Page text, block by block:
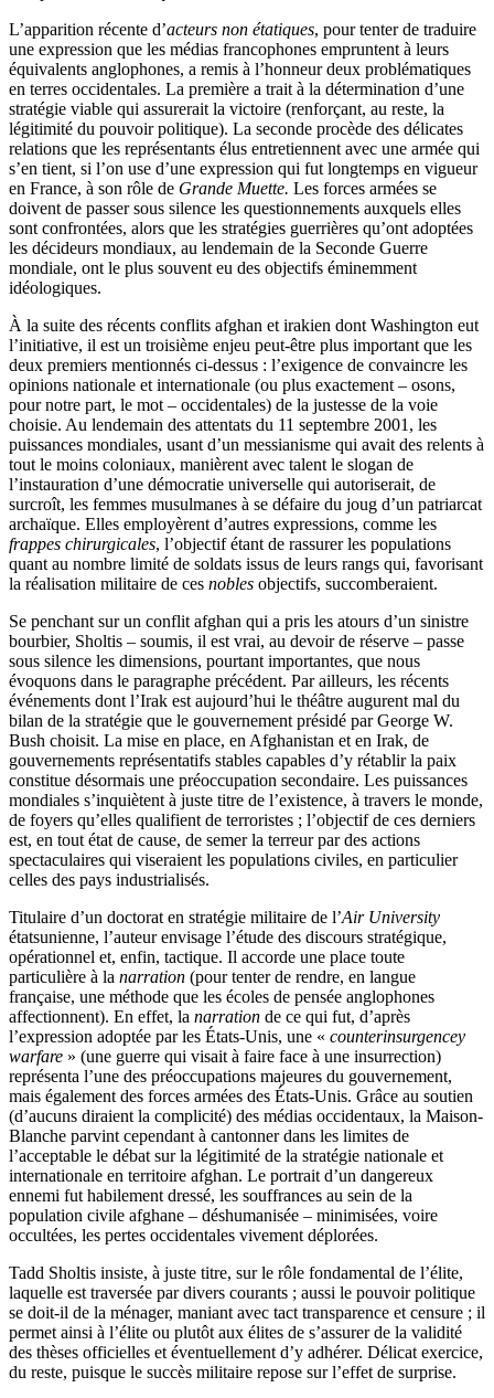
L’apparition récente d’acteurs non étatiques, pour tenter de traduire
une expression que les médias francophones empruntent à leurs
équivalents anglophones, a remis à l’honneur deux problématiques
en terres occidentales. La première a trait à la détermination d’une
stratégie viable qui assurerait la victoire (renforçant, au reste, la
légitimité du pouvoir politique). La seconde procède des délicates
relations que les représentants élus entretiennent avec une armée qui
s’en tient, si l’on use d’une expression qui fut longtemps en vigueur
en France, à son rôle de Grande Muette. Les forces armées se
doivent de passer sous silence les questionnements auxquels elles
sont confrontées, alors que les stratégies guerrières qu’ont adoptées
les décideurs mondiaux, au lendemain de la Seconde Guerre
mondiale, ont le plus souvent eu des objectifs éminemment
idéologiques.
À la suite des récents conflits afghan et irakien dont Washington eut
l’initiative, il est un troisième enjeu peut-être plus important que les
deux premiers mentionnés ci-dessus : l’exigence de convaincre les
opinions nationale et internationale (ou plus exactement – osons,
pour notre part, le mot – occidentales) de la justesse de la voie
choisie. Au lendemain des attentats du 11 septembre 2001, les
puissances mondiales, usant d’un messianisme qui avait des relents à
tout le moins coloniaux, manièrent avec talent le slogan de
l’instauration d’une démocratie universelle qui autoriserait, de
surcroît, les femmes musulmanes à se défaire du joug d’un patriarcat
archaïque. Elles employèrent d’autres expressions, comme les
frappes chirurgicales, l’objectif étant de rassurer les populations
quant au nombre limité de soldats issus de leurs rangs qui, favorisant
la réalisation militaire de ces nobles objectifs, succomberaient.
Se penchant sur un conflit afghan qui a pris les atours d’un sinistre
bourbier, Sholtis – soumis, il est vrai, au devoir de réserve – passe
sous silence les dimensions, pourtant importantes, que nous
évoquons dans le paragraphe précédent. Par ailleurs, les récents
événements dont l’Irak est aujourd’hui le théâtre augurent mal du
bilan de la stratégie que le gouvernement présidé par George W.
Bush choisit. La mise en place, en Afghanistan et en Irak, de
gouvernements représentatifs stables capables d’y rétablir la paix
constitue désormais une préoccupation secondaire. Les puissances
mondiales s’inquiètent à juste titre de l’existence, à travers le monde,
de foyers qu’elles qualifient de terroristes ; l’objectif de ces derniers
est, en tout état de cause, de semer la terreur par des actions
spectaculaires qui viseraient les populations civiles, en particulier
celles des pays industrialisés.
Titulaire d’un doctorat en stratégie militaire de l’Air University
étatsunienne, l’auteur envisage l’étude des discours stratégique,
opérationnel et, enfin, tactique. Il accorde une place toute
particulière à la narration (pour tenter de rendre, en langue
française, une méthode que les écoles de pensée anglophones
affectionnent). En effet, la narration de ce qui fut, d’après
l’expression adoptée par les États-Unis, une « counterinsurgencey
warfare » (une guerre qui visait à faire face à une insurrection)
représenta l’une des préoccupations majeures du gouvernement,
mais également des forces armées des États-Unis. Grâce au soutien
(d’aucuns diraient la complicité) des médias occidentaux, la Maison-
Blanche parvint cependant à cantonner dans les limites de
l’acceptable le débat sur la légitimité de la stratégie nationale et
internationale en territoire afghan. Le portrait d’un dangereux
ennemi fut habilement dressé, les souffrances au sein de la
population civile afghane – déshumanisée – minimisées, voire
occultées, les pertes occidentales vivement déplorées.
Tadd Sholtis insiste, à juste titre, sur le rôle fondamental de l’élite,
laquelle est traversée par divers courants ; aussi le pouvoir politique
se doit-il de la ménager, maniant avec tact transparence et censure ; il
permet ainsi à l’élite ou plutôt aux élites de s’assurer de la validité
des thèses officielles et éventuellement d’y adhérer. Délicat exercice,
du reste, puisque le succès militaire repose sur l’effet de surprise.